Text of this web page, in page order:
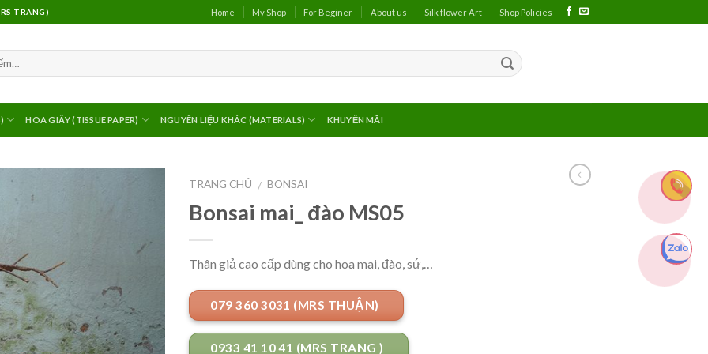
TRANG) Home My Shop For Beginer About us Silk flower Art Shop Policies
HOA GIẤY (TISSUE PAPER) NGUYÊN LIỆU KHÁC (MATERIALS) KHUYẾN MÃI
TRANG CHỦ / BONSAI
Bonsai mai_ đào MS05
Thân giả cao cấp dùng cho hoa mai, đào, sứ,…
079 360 3031 (MRS THUẬN)
0933 41 10 41 (MRS TRANG )